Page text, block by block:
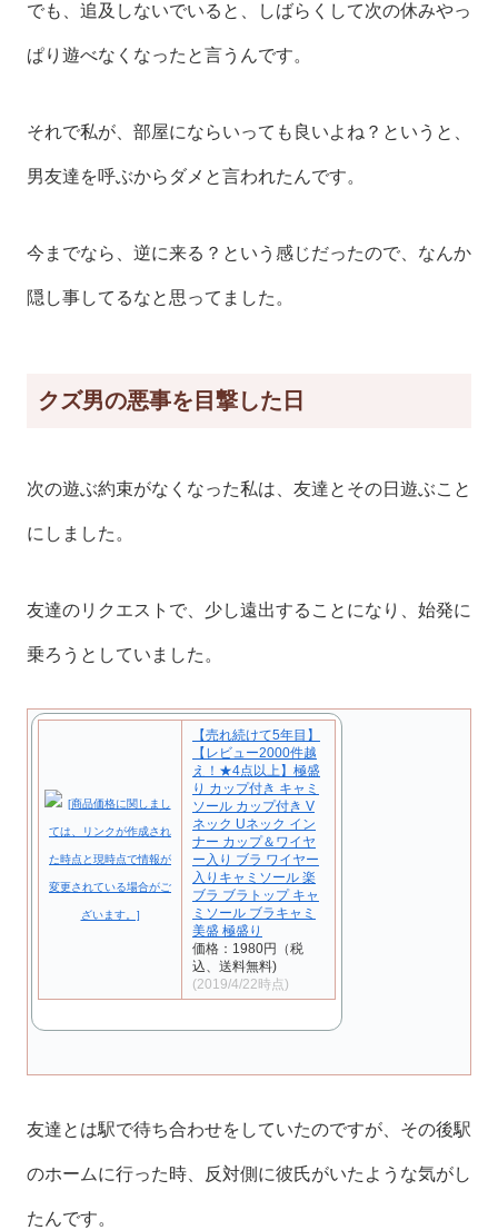
でも、追及しないでいると、しばらくして次の休みやっ
ぱり遊べなくなったと言うんです。
それで私が、部屋にならいっても良いよね？というと、
男友達を呼ぶからダメと言われたんです。
今までなら、逆に来る？という感じだったので、なんか
隠し事してるなと思ってました。
クズ男の悪事を目撃した日
次の遊ぶ約束がなくなった私は、友達とその日遊ぶこと
にしました。
友達のリクエストで、少し遠出することになり、始発に
乗ろうとしていました。
【売れ続けて5年目】
【レビュー2000件越
え！★4点以上】極盛
り カップ付き キャミ
ソール カップ付き V
ネック Uネック イン
ナー カップ＆ワイヤ
ー入り ブラ ワイヤー
入りキャミソール 楽
ブラ ブラトップ キャ
ミソール ブラキャミ
美盛 極盛り
価格：1980円（税
込、送料無料)
(2019/4/22時点)
友達とは駅で待ち合わせをしていたのですが、その後駅
のホームに行った時、反対側に彼氏がいたような気がし
たんです。